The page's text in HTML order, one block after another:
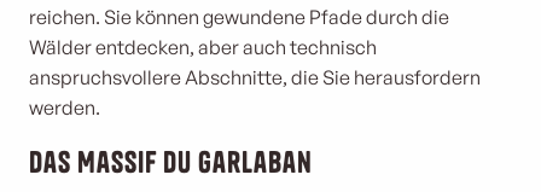
reichen. Sie können gewundene Pfade durch die
Wälder entdecken, aber auch technisch
anspruchsvollere Abschnitte, die Sie herausfordern
werden.
Das Massif du Garlaban